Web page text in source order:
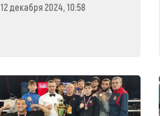
12 декабря 2024, 10:58